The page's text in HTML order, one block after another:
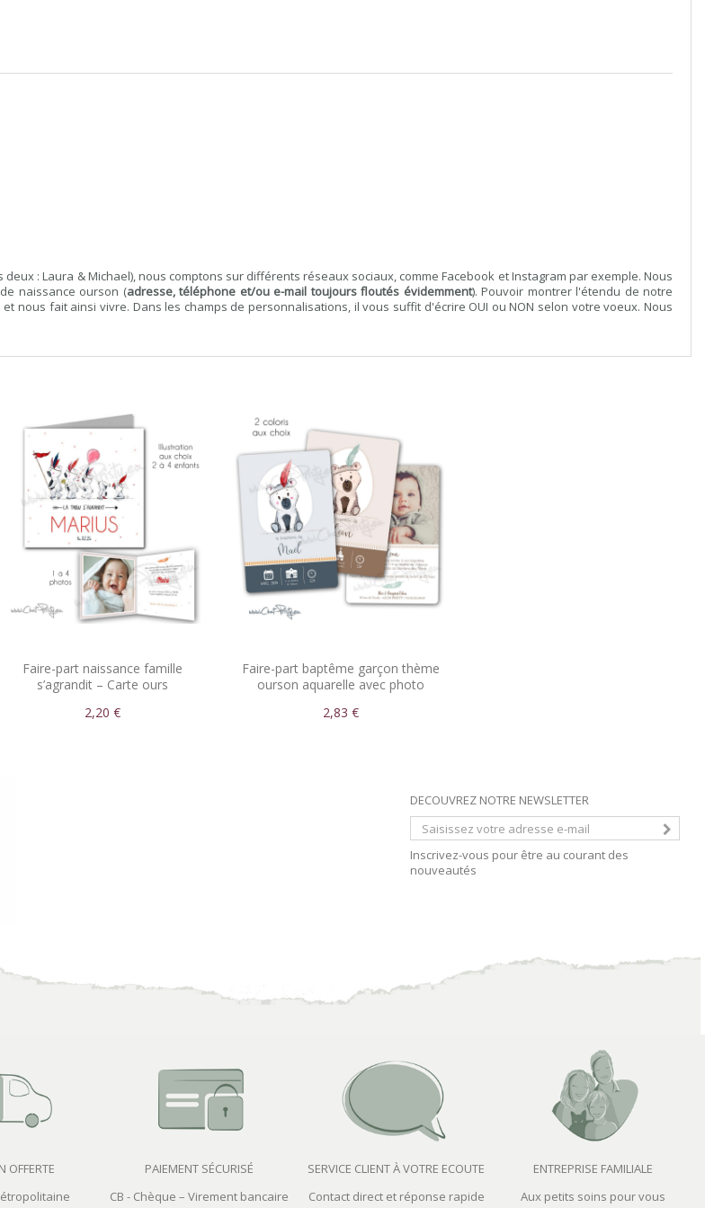
: Laura & Michael), nous comptons sur différents réseaux sociaux, comme Facebook et Instagram par exemple. Nous
naissance ourson (adresse, téléphone et/ou e-mail toujours floutés évidemment). Pouvoir montrer l'étendu de notre
nous fait ainsi vivre. Dans les champs de personnalisations, il vous suffit d'écrire OUI ou NON selon votre voeux. Nous
Faire-part naissance famille
s’agrandit – Carte ours
2,20 €
Faire-part baptême garçon thème
ourson aquarelle avec photo
2,83 €
DECOUVREZ NOTRE NEWSLETTER
Inscrivez-vous pour être au courant des
nouveautés
OFFERTE
PAIEMENT SÉCURISÉ
CB - Chèque – Virement bancaire
SERVICE CLIENT À VOTRE ECOUTE
Contact direct et réponse rapide
ENTREPRISE FAMILIALE
Aux petits soins pour vous